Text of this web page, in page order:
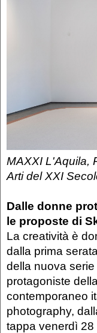
MAXXI L'Aquila,
Arti del XXI
Dalle donne
le proposte di
La creatività è
dalla prima
della nuova serie
protagoniste
contemporaneo
photography,
tappa venerdì